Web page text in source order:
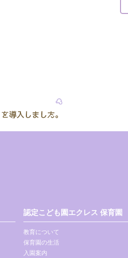
認定こども園エクレス 保育園
教育について
保育園の生活
入園案内